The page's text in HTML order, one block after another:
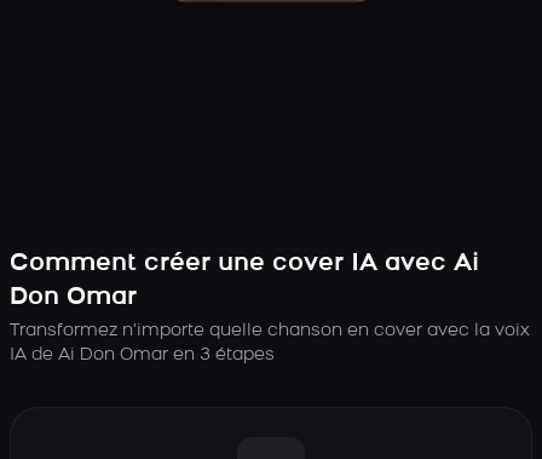
Comment créer une cover IA avec Ai
Don Omar
Transformez n’importe quelle chanson en cover avec la voix
IA de Ai Don Omar en 3 étapes